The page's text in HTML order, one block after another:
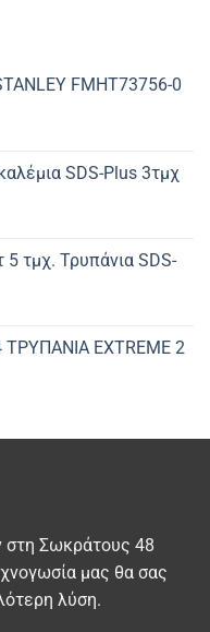
FMHT73756-0
SDS-Plus 3τμχ
5 τμχ. Τρυπάνια SDS-
ΤΡΥΠΑΝΙΑ EXTREME 2
στη Σωκράτους 48
μας θα σας
λύση.